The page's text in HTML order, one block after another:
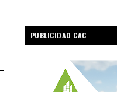
PUBLICIDAD CAC